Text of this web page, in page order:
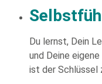
Du lernst, Dein
und Deine eigene
ist der Schlüssel